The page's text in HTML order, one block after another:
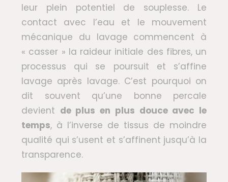
leur plein potentiel de souplesse. Le
contact avec l’eau et le mouvement
mécanique du lavage commencent à
« casser » la raideur initiale des fibres, un
processus qui se poursuit et s’affine
lavage après lavage. C’est pourquoi on
dit souvent qu’une bonne percale
devient de plus en plus douce avec le
temps, à l’inverse de tissus de moindre
qualité qui s’usent et s’affinent jusqu’à la
transparence.